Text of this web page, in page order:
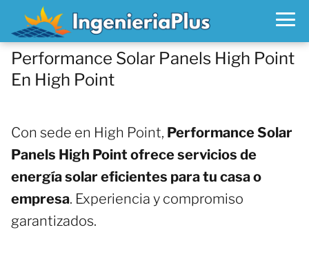
Performance Solar Panels High Point
En High Point
Con sede en High Point, Performance Solar
Panels High Point ofrece servicios de
energía solar eficientes para tu casa o
empresa. Experiencia y compromiso
garantizados.